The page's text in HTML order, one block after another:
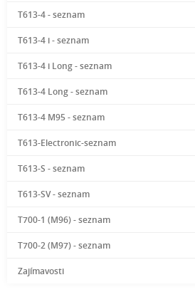
T613-4 - seznam
T613-4 i - seznam
T613-4 i Long - seznam
T613-4 Long - seznam
T613-4 M95 - seznam
T613-Electronic-seznam
T613-S - seznam
T613-SV - seznam
T700-1 (M96) - seznam
T700-2 (M97) - seznam
Zajímavosti